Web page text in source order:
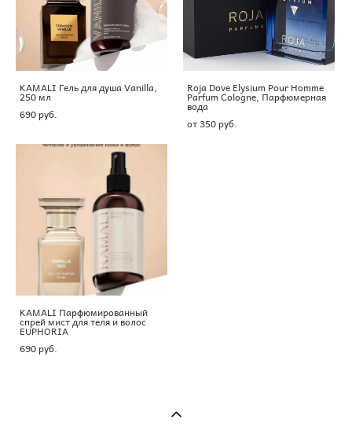
KAMALI Гель для душа Vanilla,
250 мл
690 pуб.
Roja Dove Elysium Pour Homme
Parfum Cologne, Парфюмерная
вода
от 350 pуб.
KAMALI Парфюмированный
спрей мист для теля и волос
EUPHORIA
690 pуб.